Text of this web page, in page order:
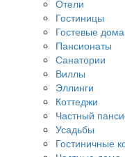
Отели
Гостиницы
Гостевые дома
Пансионаты
Санатории
Виллы
Эллинги
Коттеджи
Частный
Усадьбы
Гостиничные